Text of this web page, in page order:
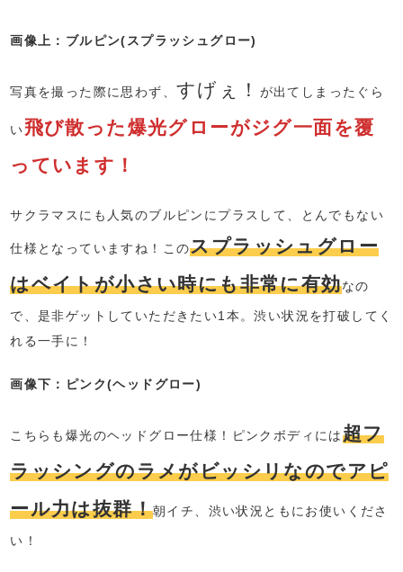
画像上：ブルピン(スプラッシュグロー)
写真を撮った際に思わず、すげぇ！ が出てしまったぐら
い飛び散った爆光グローがジグ一面を覆
っています！
サクラマスにも人気のブルピンにプラスして、とんでもない
仕様となっていますね！このスプラッシュグロー
はベイトが小さい時にも非常に有効なの
で、是非ゲットしていただきたい1本。渋い状況を打破してく
れる一手に！
画像下：ピンク(ヘッドグロー)
こちらも爆光のヘッドグロー仕様！ピンクボディには超フ
ラッシングのラメがビッシリなのでアピ
ール力は抜群！朝イチ、渋い状況ともにお使いくださ
い！